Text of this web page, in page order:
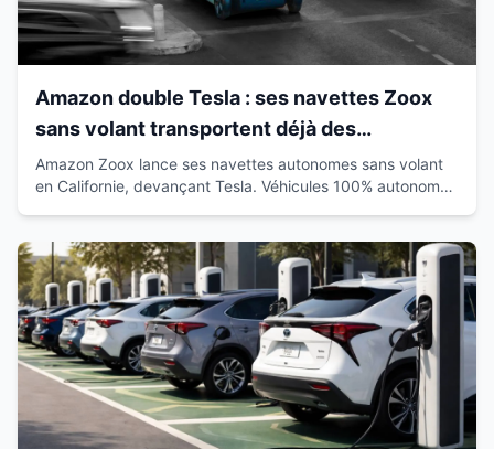
Amazon double Tesla : ses navettes Zoox
sans volant transportent déjà des
passagers en Californie
Amazon Zoox lance ses navettes autonomes sans volant
en Californie, devançant Tesla. Véhicules 100% autonomes